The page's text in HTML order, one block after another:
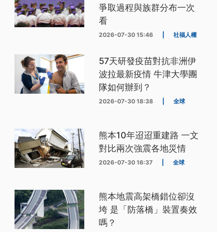
爭取過程與族群分布一次
看
2026-07-30 15:46 社福人權
57天研發疫苗對抗非洲伊
波拉最新疫情 牛津大學團
隊如何辦到？
2026-07-30 18:38 全球
熊本10年迢迢重建路 一文
對比兩次強震各地災情
2026-07-30 16:37 全球
熊本地震高架橋錯位卻沒
垮 是「防落橋」裝置奏效
嗎？